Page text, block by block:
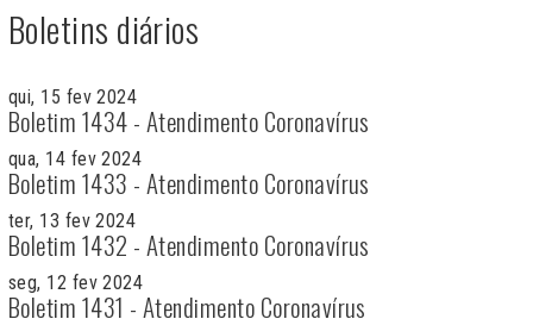
Boletins diários
qui, 15 fev 2024
Boletim 1434 - Atendimento Coronavírus
qua, 14 fev 2024
Boletim 1433 - Atendimento Coronavírus
ter, 13 fev 2024
Boletim 1432 - Atendimento Coronavírus
seg, 12 fev 2024
Boletim 1431 - Atendimento Coronavírus